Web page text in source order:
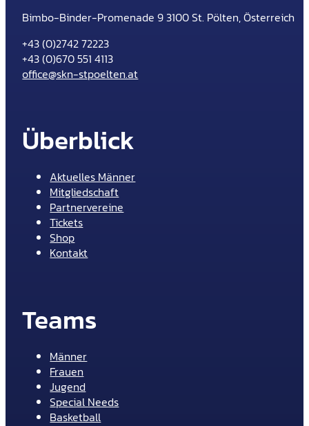
Bimbo-Binder-Promenade 9 3100 St. Pölten, Österreich
+43 (0)2742 72223
+43 (0)670 551 4113
office@skn-stpoelten.at
Überblick
Aktuelles Männer
Mitgliedschaft
Partnervereine
Tickets
Shop
Kontakt
Teams
Männer
Frauen
Jugend
Special Needs
Basketball